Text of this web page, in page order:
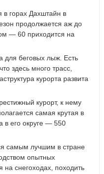
в горах Дахштайн в
продолжается аж до
— 60 приходится на
для беговых лыж. Есть
здесь много трасс,
курорта развита
курорт, к нему
самая крутая в
в его округе — 550
самым лучшим в стране
опытных
на снегоходах, походить